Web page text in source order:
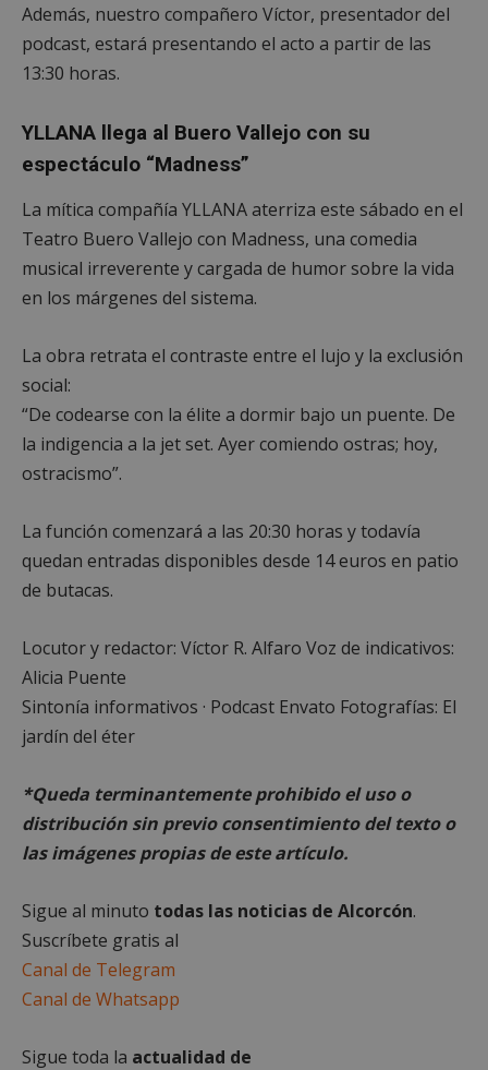
Además, nuestro compañero Víctor, presentador del
podcast, estará presentando el acto a partir de las
13:30 horas.
YLLANA llega al Buero Vallejo con su
espectáculo “Madness”
La mítica compañía YLLANA aterriza este sábado en el
Teatro Buero Vallejo con Madness, una comedia
musical irreverente y cargada de humor sobre la vida
en los márgenes del sistema.
La obra retrata el contraste entre el lujo y la exclusión
social:
“De codearse con la élite a dormir bajo un puente. De
la indigencia a la jet set. Ayer comiendo ostras; hoy,
ostracismo”.
La función comenzará a las 20:30 horas y todavía
quedan entradas disponibles desde 14 euros en patio
de butacas.
Locutor y redactor: Víctor R. Alfaro Voz de indicativos:
Alicia Puente
Sintonía informativos · Podcast Envato Fotografías: El
jardín del éter
*Queda terminantemente prohibido el uso o
distribución sin previo consentimiento del texto o
las imágenes propias de este artículo.
Sigue al minuto todas las noticias de Alcorcón.
Suscríbete gratis al
Canal de Telegram
Canal de Whatsapp
Sigue toda la actualidad de
Cookies de
preferencias
Cookies de
funcionalidad
Cookies estrictamente necesarias
Cookies de rendimiento
Cookies de funcionalidad
funcionalidad principal del sitio web, como el
inicio de sesión de usuario y la gestión de cuentas.
El sitio web no se puede utilizar correctamente sin
Proveedor /
Dominio
PHPSESSID
Privacy Policy